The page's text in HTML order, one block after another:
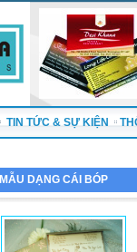
TIN TỨC & SỰ KIỆN
MẪU DẠNG CÁI BÓP